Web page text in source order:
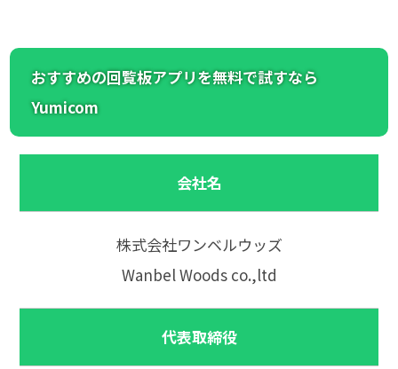
おすすめの回覧板アプリを無料で試すなら
Yumicom
会社名
株式会社ワンベルウッズ
Wanbel Woods co.,ltd
代表取締役